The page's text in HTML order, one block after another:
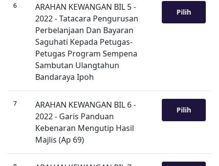
6
ARAHAN KEWANGAN BIL 5 -
2022 - Tatacara Pengurusan
Perbelanjaan Dan Bayaran
Saguhati Kepada Petugas-
Petugas Program Sempena
Sambutan Ulangtahun
Bandaraya Ipoh
Pilih
7
ARAHAN KEWANGAN BIL 6 -
2022 - Garis Panduan
Kebenaran Mengutip Hasil
Majlis (Ap 69)
Pilih